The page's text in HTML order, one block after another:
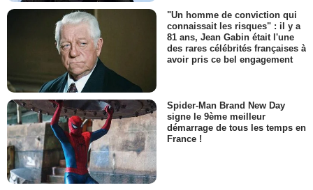
"Un homme de conviction qui
connaissait les risques" : il y a
81 ans, Jean Gabin était l'une
des rares célébrités françaises à
avoir pris ce bel engagement
Spider-Man Brand New Day
signe le 9ème meilleur
démarrage de tous les temps en
France !